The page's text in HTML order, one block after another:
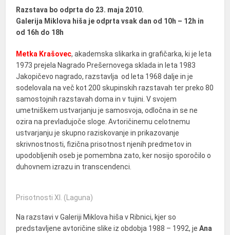
Razstava bo odprta do 23. maja 2010.
Galerija Miklova hiša je odprta vsak dan od 10h – 12h in
od 16h do 18h
Metka Krašovec, akademska slikarka in grafičarka, ki je leta
1973 prejela Nagrado Prešernovega sklada in leta 1983
Jakopičevo nagrado, razstavlja od leta 1968 dalje in je
sodelovala na več kot 200 skupinskih razstavah ter preko 80
samostojnih razstavah doma in v tujini. V svojem
umetniškem ustvarjanju je samosvoja, odločna in se ne
ozira na prevladujoče sloge. Avtoričinemu celotnemu
ustvarjanju je skupno raziskovanje in prikazovanje
skrivnostnosti, fizična prisotnost njenih predmetov in
upodobljenih oseb je pomembna zato, ker nosijo sporočilo o
duhovnem izrazu in transcendenci.
Prisotnosti XI. (Laguna)
Na razstavi v Galeriji Miklova hiša v Ribnici, kjer so
predstavljene avtoričine slike iz obdobja 1988 – 1992, jeAna